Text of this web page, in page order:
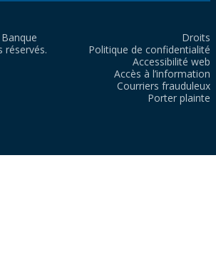
réservés.
Droits
Politique de confidentialité
Accessibilité web
Accès à l’information
Courriers frauduleux
Porter plainte